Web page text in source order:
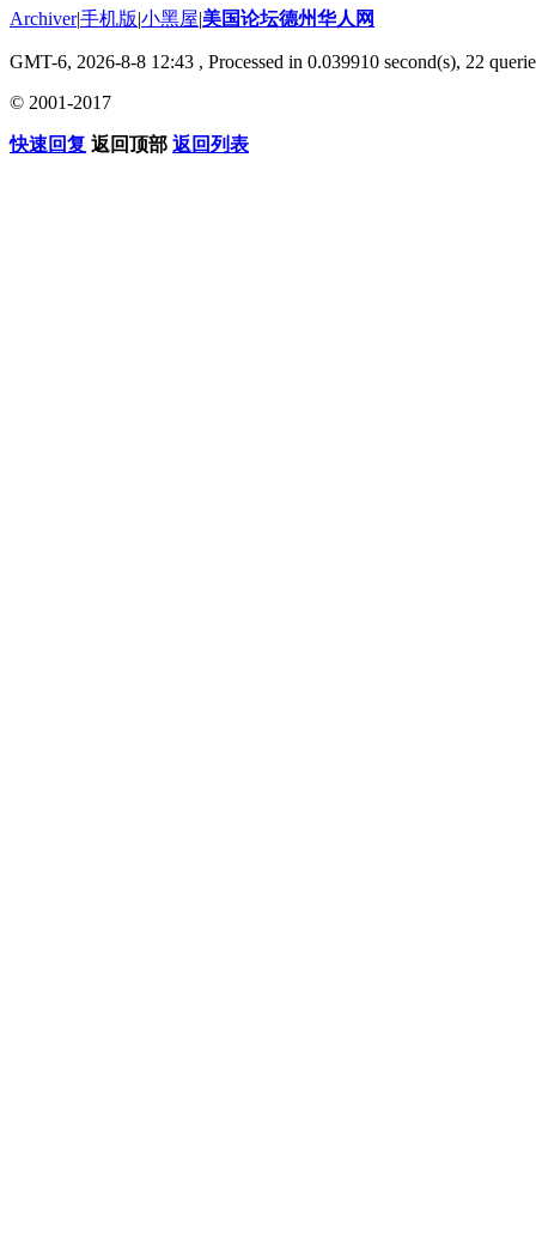
Archiver|手机版|小黑屋|美国论坛德州华人网
GMT-6, 2026-8-8 12:43 , Processed in 0.039910 second(s), 22
© 2001-2017
快速回复 返回顶部 返回列表